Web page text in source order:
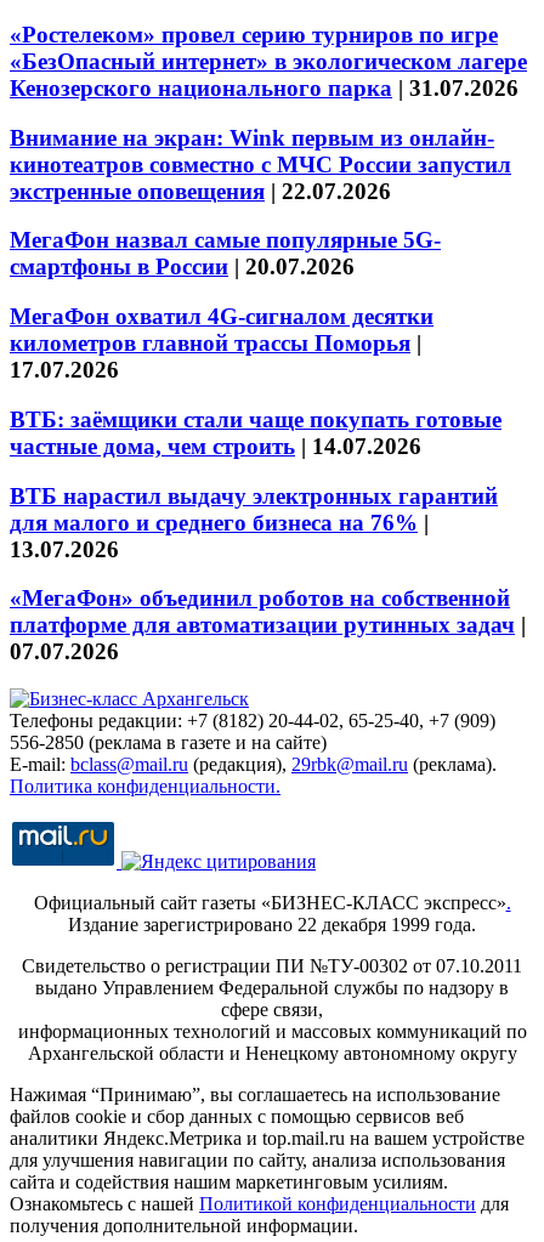
«Ростелеком» провел серию турниров по игре
«БезОпасный интернет» в экологическом лагере
Кенозерского национального парка | 31.07.2026
Внимание на экран: Wink первым из онлайн-
кинотеатров совместно с МЧС России запустил
экстренные оповещения | 22.07.2026
МегаФон назвал самые популярные 5G-
смартфоны в России | 20.07.2026
МегаФон охватил 4G-сигналом десятки
километров главной трассы Поморья |
17.07.2026
ВТБ: заёмщики стали чаще покупать готовые
частные дома, чем строить | 14.07.2026
ВТБ нарастил выдачу электронных гарантий
для малого и среднего бизнеса на 76% |
13.07.2026
«МегаФон» объединил роботов на собственной
платформе для автоматизации рутинных задач |
07.07.2026
Телефоны редакции: +7 (8182) 20-44-02, 65-25-40, +7 (909)
556-2850 (реклама в газете и на сайте)
E-mail: bclass@mail.ru (редакция), 29rbk@mail.ru (реклама).
Политика конфиденциальности.
Официальный сайт газеты «БИЗНЕС-КЛАСС экспресс».
Издание зарегистрировано 22 декабря 1999 года.
Свидетельство о регистрации ПИ №ТУ-00302 от 07.10.2011
выдано Управлением Федеральной службы по надзору в
сфере связи,
информационных технологий и массовых коммуникаций по
Архангельской области и Ненецкому автономному округу
Нажимая “Принимаю”, вы соглашаетесь на использование
файлов cookie и сбор данных с помощью сервисов веб
аналитики Яндекс.Метрика и top.mail.ru на вашем устройстве
для улучшения навигации по сайту, анализа использования
сайта и содействия нашим маркетинговым усилиям.
Ознакомьтесь с нашей Политикой конфиденциальности для
получения дополнительной информации.